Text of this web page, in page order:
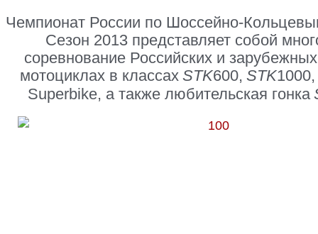
Чемпионат России по Шоссейно-
Сезон 2013 представляет собой
соревнование Российских и
мотоциклах в классах STK600, STK1000,
Superbike, а также любительская гонка